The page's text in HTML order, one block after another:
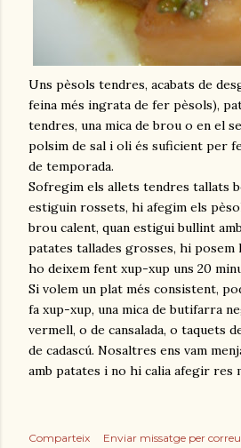
Uns pèsols tendres, acabats de
feina més ingrata de fer pèsols),
tendres, una mica de brou o en el
polsim de sal i oli és suficient per
de temporada.
Sofregim els allets tendres tallats
estiguin rossets, hi afegim els
brou calent, quan estigui bullint
patates tallades grosses, hi posem
ho deixem fent xup-xup uns 20
Si volem un plat més consistent,
fa xup-xup, una mica de butifarra
vermell, o de cansalada, o taquets
de cadascú. Nosaltres ens vam
amb patates i no hi calia afegir res
Comparteix
Enviar missatge per